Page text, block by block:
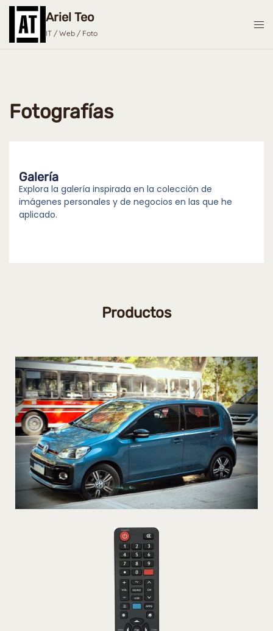
Ariel Teo
IT / Web / Foto
Fotografías
Galería
Explora la galería inspirada en la colección de
imágenes personales y de negocios en las que he
aplicado.
Productos